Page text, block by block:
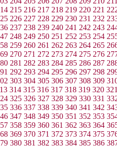
215 216 217 218 219 220 221
226 227 228 229 230 231 232
237 238 239 240 241 242 243
248 249 250 251 252 253 254
259 260 261 262 263 264 265
270 271 272 273 274 275 276
281 282 283 284 285 286 287
292 293 294 295 296 297 298
303 304 305 306 307 308 309
314 315 316 317 318 319 320
325 326 327 328 329 330 331
336 337 338 339 340 341 342
347 348 349 350 351 352 353
358 359 360 361 362 363 364
369 370 371 372 373 374 375
380 381 382 383 384 385 386